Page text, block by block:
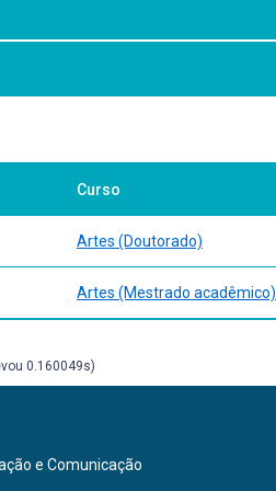
Curso
Artes (Doutorado)
Artes (Mestrado acadêmico)
0.160049s)
e Comunicação